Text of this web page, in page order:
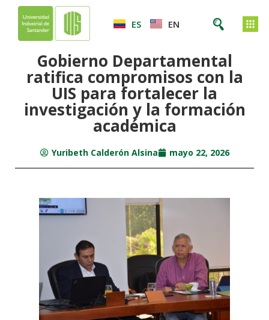
ES EN
Gobierno Departamental
ratifica compromisos con la
UIS para fortalecer la
investigación y la formación
académica
Yuribeth Calderón Alsina mayo 22, 2026